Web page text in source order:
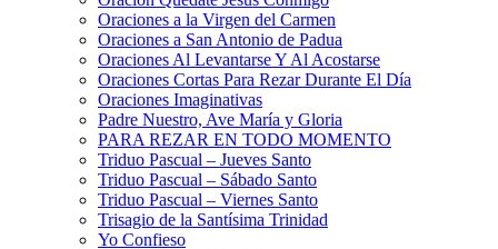
Oraciones a la Virgen del Carmen
Oraciones a San Antonio de Padua
Oraciones Al Levantarse Y Al Acostarse
Oraciones Cortas Para Rezar Durante El Día
Oraciones Imaginativas
Padre Nuestro, Ave María y Gloria
PARA REZAR EN TODO MOMENTO
Triduo Pascual – Jueves Santo
Triduo Pascual – Sábado Santo
Triduo Pascual – Viernes Santo
Trisagio de la Santísima Trinidad
Yo Confieso